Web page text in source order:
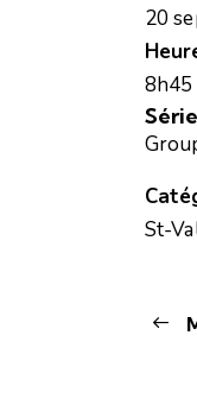
20
St-